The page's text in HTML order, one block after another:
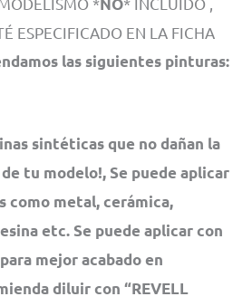
NO
ESPECIFICADO EN LA FICHA
las siguientes pinturas:
sintéticas que no dañan la
tu modelo!, Se puede aplicar
como metal, cerámica,
etc. Se puede aplicar con
mejor acabado en
diluir con “REVELL